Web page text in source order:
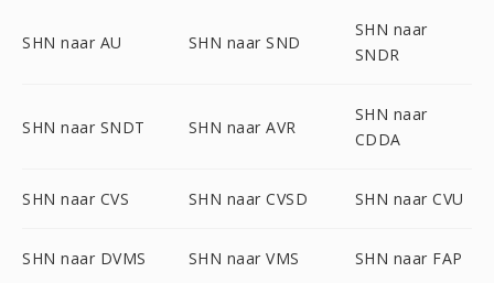
SHN naar AU SHN naar SND
SHN naar
SNDR
SHN naar SNDT SHN naar AVR
SHN naar
CDDA
SHN naar CVS SHN naar CVSD SHN naar CVU
SHN naar DVMS SHN naar VMS SHN naar FAP